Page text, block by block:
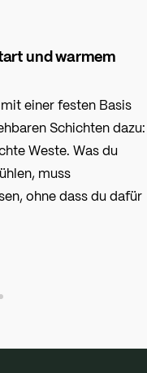
und warmem
einer festen Basis
Schichten dazu:
Weste. Was du
muss
ohne dass du dafür